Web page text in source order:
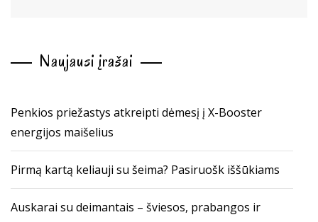
Naujausi įrašai
Penkios priežastys atkreipti dėmesį į X-Booster
energijos maišelius
Pirmą kartą keliauji su šeima? Pasiruošk iššūkiams
Auskarai su deimantais – šviesos, prabangos ir